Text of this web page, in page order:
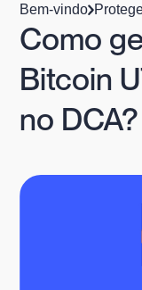
Bem-vindo
Como
Bitcoin
no DCA?